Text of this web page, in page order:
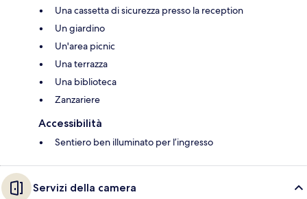
Una cassetta di sicurezza presso la reception
Un giardino
Un'area picnic
Una terrazza
Una biblioteca
Zanzariere
Accessibilità
Sentiero ben illuminato per l’ingresso
Servizi della camera